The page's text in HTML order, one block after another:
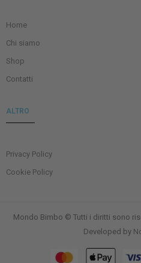
Home
Chi siamo
Shop
Contatti
ALTRO
Privacy Policy
Cookie Policy
Mondo Bimbo © Tutti i diritti sono
Developed by